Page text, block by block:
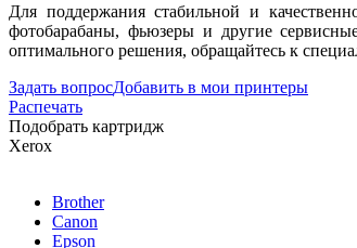
Для поддержания стабильной и
фотобарабаны, фьюзеры и другие
оптимального решения, обращайтесь к
Задать вопросДобавить в мои принтеры
Распечать
Подобрать картридж
Xerox
Brother
Canon
Epson